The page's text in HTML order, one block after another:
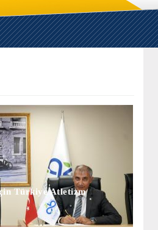
Türkiye Atletizm